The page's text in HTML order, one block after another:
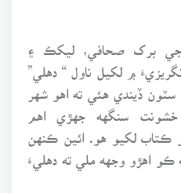
جي برک صحافي، ليکڪ ۽
۾ لکيل ناول “ دهلي”
سٽون ڏيندي هئي ته اهو شهر
سنگهه جهڙي اهم
ڪتاب لکيو هو. ائين ڪنهن
اهڙو وجهه ملي ته دهليءَ